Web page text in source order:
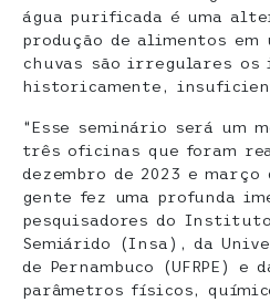
água purificada é uma
produção de alimentos em
chuvas são irregulares os
historicamente,
“Esse seminário será um
três oficinas que foram
dezembro de 2023 e março
gente fez uma profunda
pesquisadores do
Semiárido (Insa), da
de Pernambuco (UFRPE) e
parâmetros físicos,